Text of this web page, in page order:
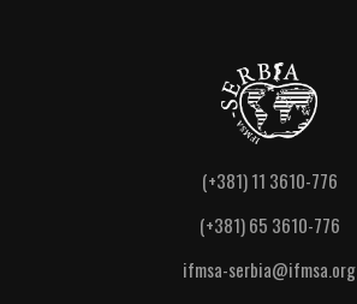
(+381) 11 3610-776
(+381) 65 3610-776
ifmsa-serbia@ifmsa.org